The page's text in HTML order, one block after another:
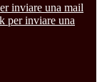
inviare una mail
per inviare una